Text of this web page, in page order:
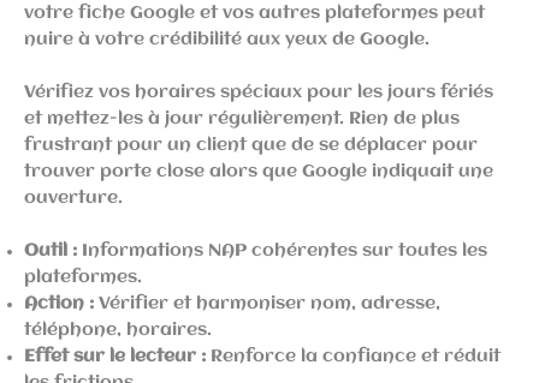
votre fiche Google et vos autres plateformes peut
nuire à votre crédibilité aux yeux de Google.
Vérifiez vos horaires spéciaux pour les jours fériés
et mettez-les à jour régulièrement. Rien de plus
frustrant pour un client que de se déplacer pour
trouver porte close alors que Google indiquait une
ouverture.
Outil : Informations NAP cohérentes sur toutes les
plateformes.
Action : Vérifier et harmoniser nom, adresse,
téléphone, horaires.
Effet sur le lecteur : Renforce la confiance et réduit